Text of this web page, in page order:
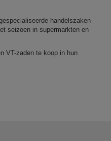
handelszaken
seizoen in supermarkten en
VT-zaden te koop in hun